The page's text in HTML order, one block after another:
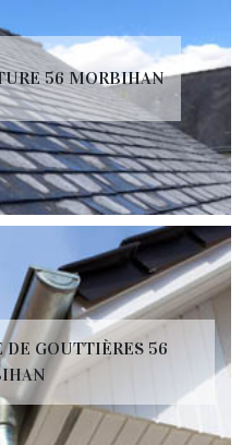
56 MORBIHAN
DE GOUTTIÈRES 56